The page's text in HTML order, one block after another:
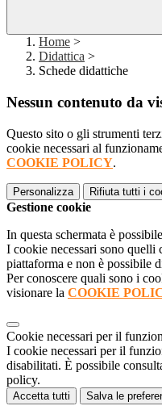
Home >
Didattica >
Schede didattiche
Nessun contenuto da
Questo sito o gli strumenti
cookie necessari al
COOKIE POLICY.
Personalizza Rifiuta tutti i
Gestione cookie
In questa schermata è
I cookie necessari sono quelli
piattaforma e non è possibile
Per conoscere quali sono i
visionare la COOKIE
Cookie necessari per il
I cookie necessari per il
disabilitati. È possibile
policy.
Accetta tutti Salva le